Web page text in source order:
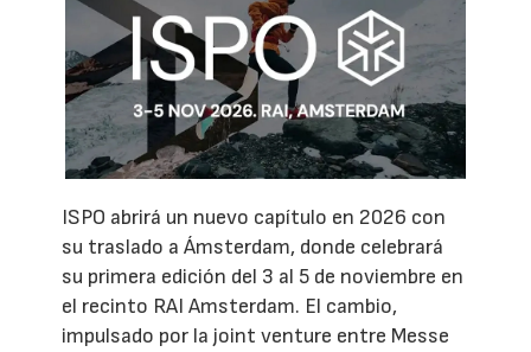
ISPO abrirá un nuevo capítulo en 2026 con
su traslado a Ámsterdam, donde celebrará
su primera edición del 3 al 5 de noviembre en
el recinto RAI Amsterdam. El cambio,
impulsado por la joint venture entre Messe